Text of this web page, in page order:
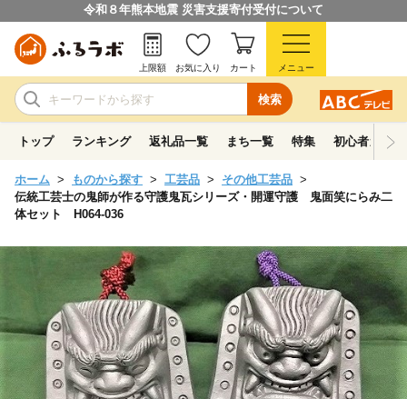
令和８年熊本地震 災害支援寄付受付について
検索
上限額 お気に入り カート メニュー
トップ ランキング 返礼品一覧 まち一覧 特集 初心者ガイド
ホーム ものから探す 工芸品
その他工芸品
伝統工芸士の鬼師が作る守護鬼瓦シリーズ・開運守護 鬼面笑にらみ二
体セット H064-036